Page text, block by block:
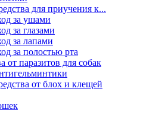
для приучения к...
за ушами
за глазами
за лапами
за полостью рта
от паразитов для собак
от блох и клещей